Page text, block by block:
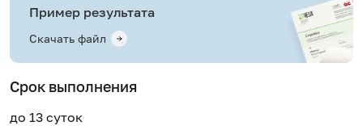
Пример результата
Скачать файл
Срок выполнения
до 13 суток